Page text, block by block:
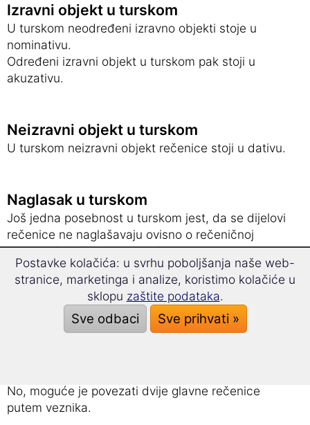
Izravni objekt u turskom
U turskom neodređeni izravno objekti stoje u
nominativu.
Određeni izravni objekt u turskom pak stoji u
akuzativu.
Neizravni objekt u turskom
U turskom neizravni objekt rečenice stoji u dativu.
Naglasak u turskom
Još jedna posebnost u turskom jest, da se dijelovi
rečenice ne naglašavaju ovisno o rečeničnoj
melodiji (znači, po izgovoru), nego na osnovu
položaja određenih dijelova u strukturi rečenice.
Postoje li u turskom sporedne
rečenice?
No, moguće je povezati dvije glavne rečenice
putem veznika.
Postavke kolačića: u svrhu poboljšanja naše web-
stranice, marketinga i analize, koristimo kolačiće u
sklopu zaštite podataka.
Sve odbaci Sve prihvati »